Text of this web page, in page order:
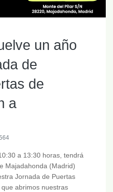
un año
de
de
a
a 13:30 horas, tendrá
Majadahonda (Madrid)
Jornada de Puertas
abrimos nuestras